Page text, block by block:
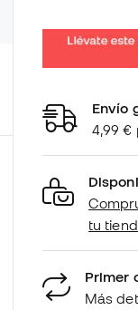
Envío
4,99 €
tu
Primer
Más